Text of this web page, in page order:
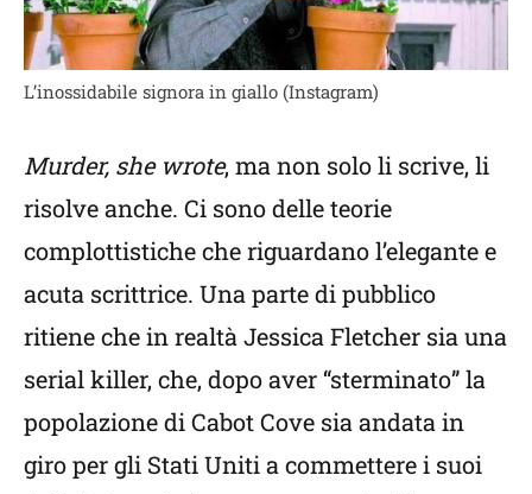
L’inossidabile signora in giallo (Instagram)
Murder, she wrote, ma non solo li scrive, li
risolve anche. Ci sono delle teorie
complottistiche che riguardano l’elegante e
acuta scrittrice. Una parte di pubblico
ritiene che in realtà Jessica Fletcher sia una
serial killer, che, dopo aver “sterminato” la
popolazione di Cabot Cove sia andata in
giro per gli Stati Uniti a commettere i suoi